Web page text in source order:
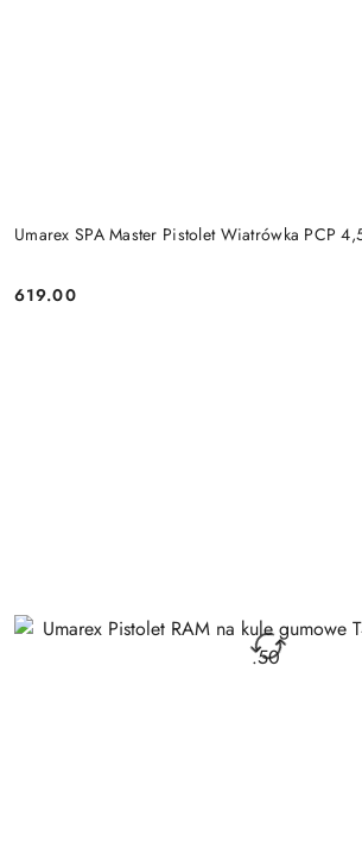
Umarex SPA Master Pistolet Wiatrówka PCP
Cena:
619.00